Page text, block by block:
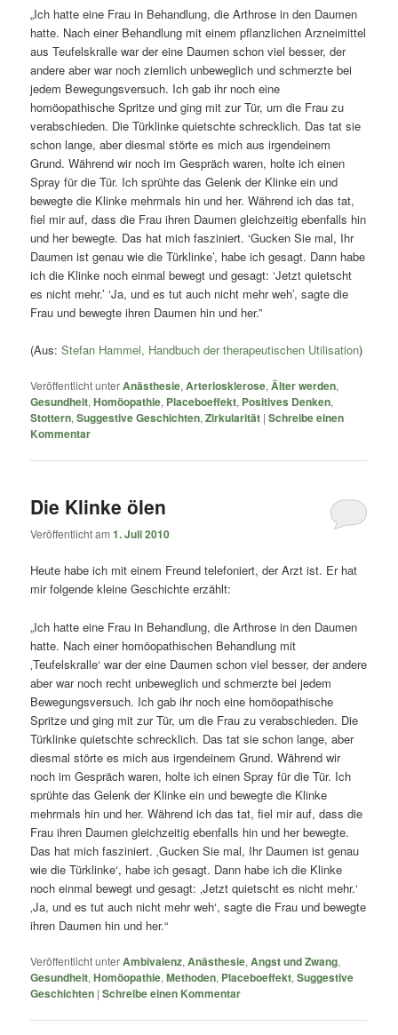
„Ich hatte eine Frau in Behandlung, die Arthrose in den Daumen
hatte. Nach einer Behandlung mit einem pflanzlichen Arzneimittel
aus Teufelskralle war der eine Daumen schon viel besser, der
andere aber war noch ziemlich unbeweglich und schmerzte bei
jedem Bewegungsversuch. Ich gab ihr noch eine
homöopathische Spritze und ging mit zur Tür, um die Frau zu
verabschieden. Die Türklinke quietschte schrecklich. Das tat sie
schon lange, aber diesmal störte es mich aus irgendeinem
Grund. Während wir noch im Gespräch waren, holte ich einen
Spray für die Tür. Ich sprühte das Gelenk der Klinke ein und
bewegte die Klinke mehrmals hin und her. Während ich das tat,
fiel mir auf, dass die Frau ihren Daumen gleichzeitig ebenfalls hin
und her bewegte. Das hat mich fasziniert. ‘Gucken Sie mal, Ihr
Daumen ist genau wie die Türklinke’, habe ich gesagt. Dann habe
ich die Klinke noch einmal bewegt und gesagt: ‘Jetzt quietscht
es nicht mehr.’ ‘Ja, und es tut auch nicht mehr weh’, sagte die
Frau und bewegte ihren Daumen hin und her.”
(Aus:Stefan Hammel, Handbuch der therapeutischen Utilisation)
Veröffentlicht unterAnästhesie,Arteriosklerose,Älter werden,
Gesundheit,Homöopathie, Placeboeffekt, Positives Denken,
Stottern,Suggestive Geschichten,Zirkularität |Schreibe einen
Kommentar
Die Klinke ölen
Veröffentlicht am1. Juli 2010
Heute habe ich mit einem Freund telefoniert, der Arzt ist. Er hat
mir folgende kleine Geschichte erzählt:
„Ich hatte eine Frau in Behandlung, die Arthrose in den Daumen
hatte. Nach einer homöopathischen Behandlung mit
‚Teufelskralle‘ war der eine Daumen schon viel besser, der andere
aber war noch recht unbeweglich und schmerzte bei jedem
Bewegungsversuch. Ich gab ihr noch eine homöopathische
Spritze und ging mit zur Tür, um die Frau zu verabschieden. Die
Türklinke quietschte schrecklich. Das tat sie schon lange, aber
diesmal störte es mich aus irgendeinem Grund. Während wir
noch im Gespräch waren, holte ich einen Spray für die Tür. Ich
sprühte das Gelenk der Klinke ein und bewegte die Klinke
mehrmals hin und her. Während ich das tat, fiel mir auf, dass die
Frau ihren Daumen gleichzeitig ebenfalls hin und her bewegte.
Das hat mich fasziniert. ‚Gucken Sie mal, Ihr Daumen ist genau
wie die Türklinke‘, habe ich gesagt. Dann habe ich die Klinke
noch einmal bewegt und gesagt: ‚Jetzt quietscht es nicht mehr.‘
‚Ja, und es tut auch nicht mehr weh‘, sagte die Frau und bewegte
ihren Daumen hin und her.“
Veröffentlicht unterAmbivalenz,Anästhesie,Angst und Zwang,
Gesundheit,Homöopathie,Methoden, Placeboeffekt,Suggestive
Geschichten |Schreibe einen Kommentar